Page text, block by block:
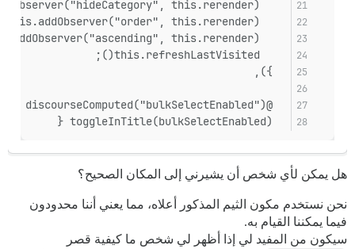
  }),
  @discourseComputed("bulkSelectEnabled")
هل يمكن لأي شخص أن يشيرني إلى المكان الصحيح؟
نحن نستخدم مكون الثيم المذكور أعلاه، مما يعني أننا محدودون
فيما يمكننا القيام به.
سيكون من المفيد لي إذا أظهر لي شخص ما كيفية قصر